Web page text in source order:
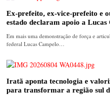
Ex-prefeito, ex-vice-prefeito e
estado declaram apoio a Lucas
Em mais uma demonstração de força e
federal Lucas Campelo…
Iratã aponta tecnologia e
para transformar a região sul